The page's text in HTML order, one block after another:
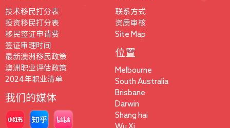
技术移民打分表
投资移民打分表
移民签证申请费
签证审理时间
最新澳洲移民政策
澳洲职业评估政策
2024年职业清单
我们的媒体
联系方式
资质审核
Site Map
位置
Melbourne
South Australia
Brisbane
Darwin
Shang hai
Wu Xi